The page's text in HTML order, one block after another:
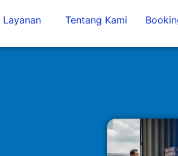
Layanan Tentang Kami